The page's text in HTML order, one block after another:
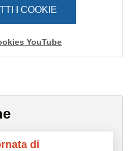
I COOKIE
YouTube
di